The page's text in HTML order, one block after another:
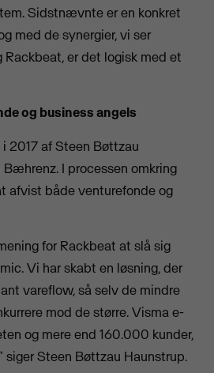
Sidstnævnte er en konkret
med de synergier, vi ser
er det logisk med et
og business angels
2017 af Steen Bøttzau
I processen omkring
afvist både venturefonde og
for Rackbeat at slå sig
Vi har skabt en løsning, der
vareflow, så selv de mindre
mod de større. Visma e-
og mere end 160.000 kunder,
siger Steen Bøttzau Haunstrup.